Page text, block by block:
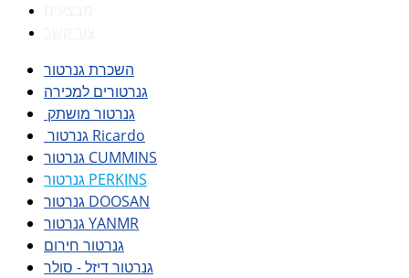
השכרת גנרטור
גנרטורים למכירה
גנרטור מושתק
גנרטור Ricardo
גנרטור CUMMINS
גנרטור PERKINS
גנרטור DOOSAN
גנרטור YANMR
גנרטור חירום
גנרטור דיזל - סולר